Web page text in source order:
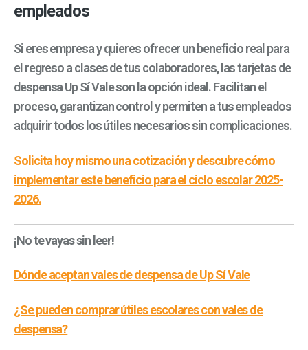
empleados
Si eres empresa y quieres ofrecer un beneficio real para
el regreso a clases de tus colaboradores, las tarjetas de
despensa Up Sí Vale son la opción ideal. Facilitan el
proceso, garantizan control y permiten a tus empleados
adquirir todos los útiles necesarios sin complicaciones.
Solicita hoy mismo una cotización y descubre cómo
implementar este beneficio para el ciclo escolar 2025-
2026.
¡No te vayas sin leer!
Dónde aceptan vales de despensa de Up Sí Vale
¿Se pueden comprar útiles escolares con vales de
despensa?